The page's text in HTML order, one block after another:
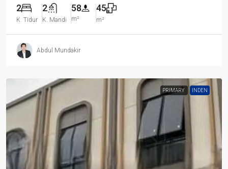
2
K. Tidur
2
K. Mandi
58
m²
45
m²
Abdul Mundakir
PRIMARY INDEN